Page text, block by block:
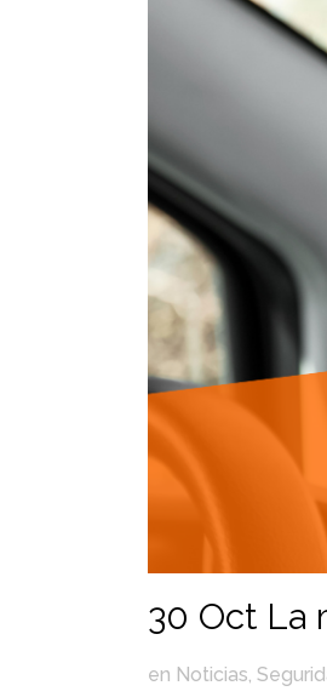
30 Oct La
en Noticias